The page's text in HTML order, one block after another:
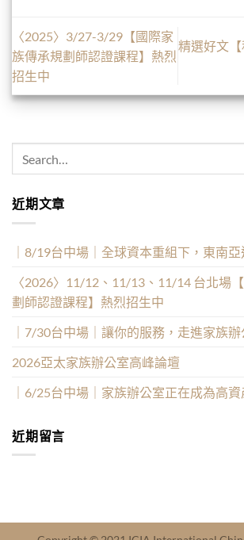
〈2025〉3/27-3/29【國際家
族傳承規劃師認證課程】熱烈
招生中
精選好文
近期文章
｜8/19台中場｜全球資本重組下，東南
〈2026〉11/12、11/13、11/14 台北場
劃師認證課程】熱烈招生中
｜7/30台中場｜讓你的服務，走進家族辦
2026亞太家族辦公室高峰論壇
｜6/25台中場｜家族辦公室正在成為高
近期留言